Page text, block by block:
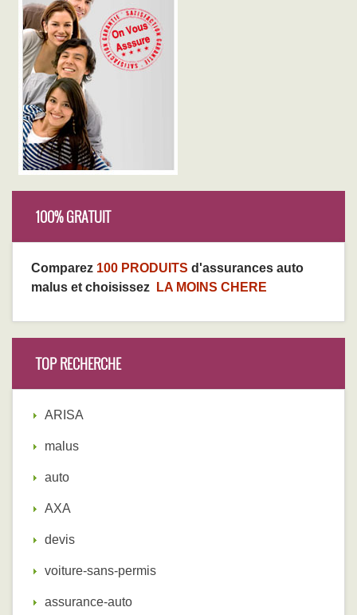
100% GRATUIT
Comparez 100 PRODUITS d'assurances auto
malus et choisissez
LA MOINS CHERE
TOP RECHERCHE
ARISA
malus
auto
AXA
devis
voiture-sans-permis
assurance-auto